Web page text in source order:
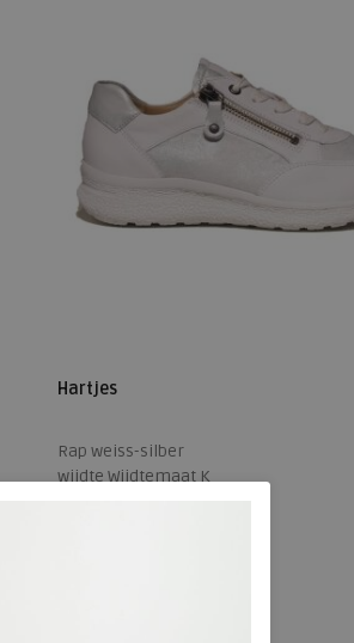
Hartjes
Rap weiss-silber
wijdte Wijdtemaat K